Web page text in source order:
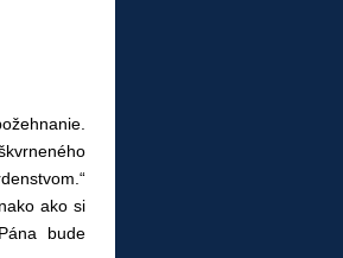
ako si
bude